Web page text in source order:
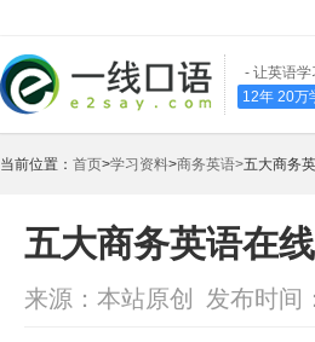
- 让英语
12年 20万
当前位置： 首页>学习资料>商务英语>五大商务
五大商务英语在
来源：本站原创 发布时间